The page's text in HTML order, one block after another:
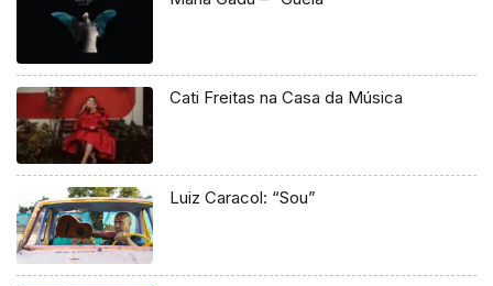
Cati Freitas na Casa da Música
Luiz Caracol: “Sou”